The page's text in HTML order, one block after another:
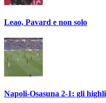
Leao, Pavard e non solo
Napoli-Osasuna 2-1: gli